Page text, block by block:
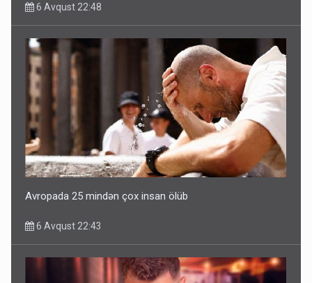
6 Avqust 22:48
Avropada 25 mindən çox insan ölüb
6 Avqust 22:43